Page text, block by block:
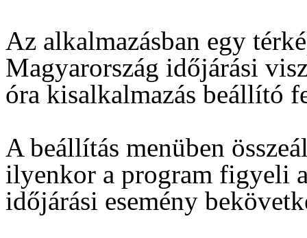
Az alkalmazásban egy
Magyarország időjárási
óra kisalkalmazás beállító
A beállítás menüben
ilyenkor a program figyeli
időjárási esemény